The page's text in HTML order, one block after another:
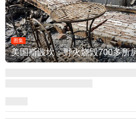
房屋
图集
叙利亚